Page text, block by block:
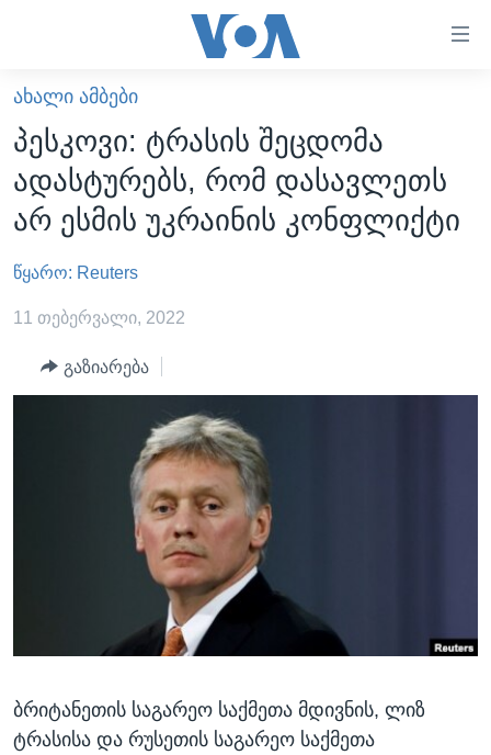
ხელმისაწვდომობისთვის
გადადით
მთავარზე
გადადით
მთავარ
ნავიგაციაზე
გადადით
ძიებაზე
ᲐᲮᲐᲚᲘ ᲐᲛᲑᲔᲑᲘ
ᲡᲐᲥᲐᲠᲗᲕᲔᲚᲝ
ᲐᲨᲨ
ᲐᲨᲨ-ᲘᲡ ᲐᲠᲩᲔᲕᲜᲔᲑᲘ 2024
ᲛᲡᲝᲤᲚᲘᲝ
ᲕᲘᲓᲔᲝᲔᲑᲘ
ᲒᲐᲓᲐᲪᲔᲛᲔᲑᲘ
ᲕᲐᲨᲘᲜᲒᲢᲝᲜᲘ ᲓᲦᲔᲡ
ᲮᲔᲓᲕᲐ ᲕᲐᲨᲘᲜᲒᲢᲝᲜᲘᲓᲐᲜ
ᲡᲢᲣᲓᲘᲐ ᲕᲐᲨᲘᲜᲒᲢᲝᲜᲘ
ᲡᲮᲕᲐ ᲡᲘᲐᲮᲚᲔᲔᲑᲘ
ᲯᲐᲜᲛᲠᲗᲔᲚᲝᲑᲐ
ᲒᲐᲚᲘᲚᲔᲝ
ᲓᲔᲖᲘᲜᲤᲝᲠᲛᲐᲪᲘᲐ
ᲠᲣᲡᲔᲗᲘᲡ ᲨᲔᲭᲠᲐ ᲣᲙᲠᲐᲘᲜᲐᲨᲘ
Learning English
ᲐᲮᲐᲚᲘ ᲐᲛᲑᲔᲑᲘ
პესკოვი: ტრასის შეცდომა
ადასტურებს, რომ დასავლეთს
არ ესმის უკრაინის კონფლიქტი
წყარო: Reuters
11 თებერვალი, 2022
გაზიარება
ბრიტანეთის საგარეო საქმეთა მდივნის, ლიზ
ტრასისა და რუსეთის საგარეო საქმეთა